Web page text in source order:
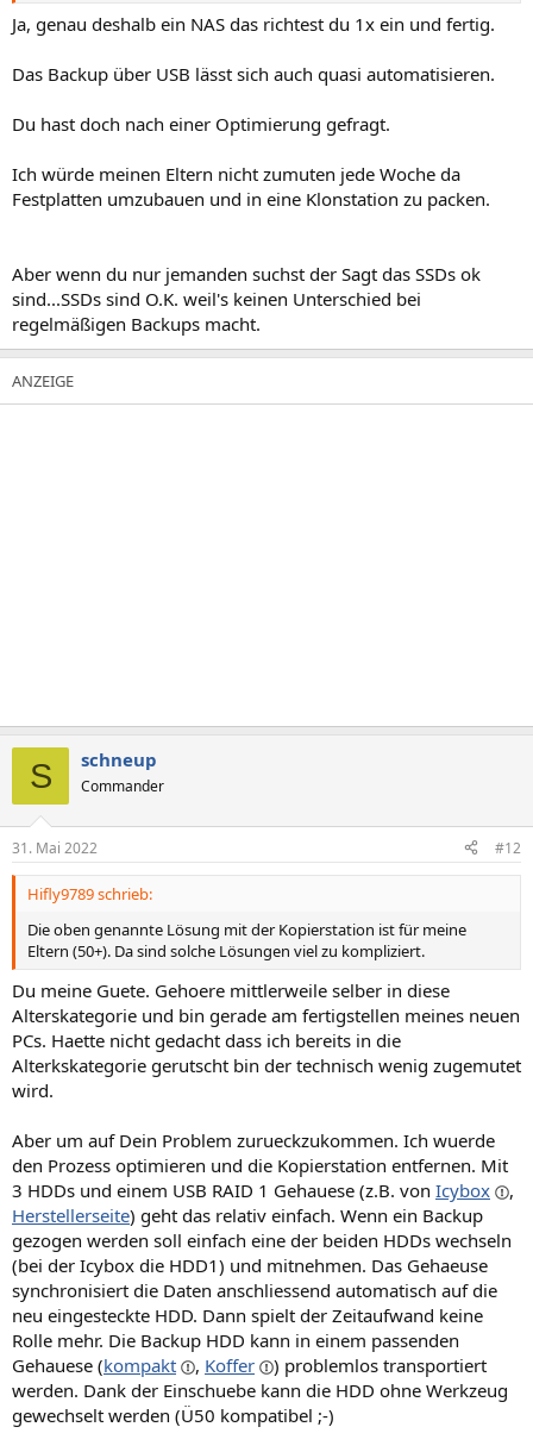
Ja, genau deshalb ein NAS das richtest du 1x ein und fertig.
Das Backup über USB lässt sich auch quasi automatisieren.
Du hast doch nach einer Optimierung gefragt.
Ich würde meinen Eltern nicht zumuten jede Woche da
Festplatten umzubauen und in eine Klonstation zu packen.
Aber wenn du nur jemanden suchst der Sagt das SSDs ok
sind...SSDs sind O.K. weil's keinen Unterschied bei
regelmäßigen Backups macht.
S schneup
Commander
31. Mai 2022 #12
Hifly9789 schrieb:
Die oben genannte Lösung mit der Kopierstation ist für meine
Eltern (50+). Da sind solche Lösungen viel zu kompliziert.
Du meine Guete. Gehoere mittlerweile selber in diese
Alterskategorie und bin gerade am fertigstellen meines neuen
PCs. Haette nicht gedacht dass ich bereits in die
Alterkskategorie gerutscht bin der technisch wenig zugemutet
wird.
Aber um auf Dein Problem zurueckzukommen. Ich wuerde
den Prozess optimieren und die Kopierstation entfernen. Mit
3 HDDs und einem USB RAID 1 Gehauese (z.B. von Icybox
,
Herstellerseite) geht das relativ einfach. Wenn ein Backup
gezogen werden soll einfach eine der beiden HDDs wechseln
(bei der Icybox die HDD1) und mitnehmen. Das Gehaeuse
synchronisiert die Daten anschliessend automatisch auf die
neu eingesteckte HDD. Dann spielt der Zeitaufwand keine
Rolle mehr. Die Backup HDD kann in einem passenden
Gehauese (kompakt , Koffer
) problemlos transportiert
werden. Dank der Einschuebe kann die HDD ohne Werkzeug
gewechselt werden (Ü50 kompatibel ;-)